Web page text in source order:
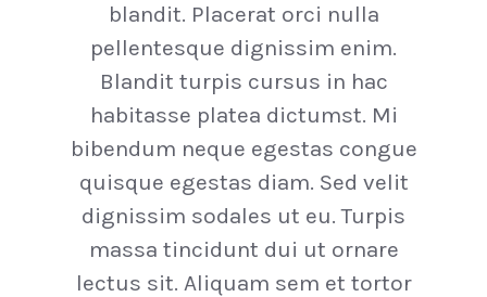
blandit. Placerat orci nulla
pellentesque dignissim enim.
Blandit turpis cursus in hac
habitasse platea dictumst. Mi
bibendum neque egestas congue
quisque egestas diam. Sed velit
dignissim sodales ut eu. Turpis
massa tincidunt dui ut ornare
lectus sit. Aliquam sem et tortor